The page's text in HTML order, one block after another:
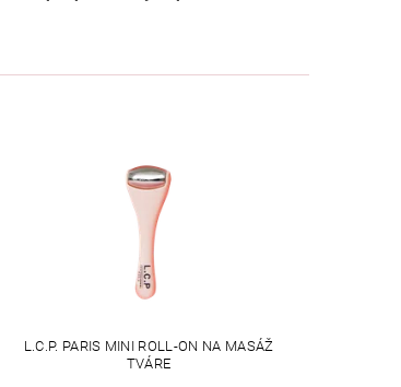
L.C.P. PARIS MINI ROLL-ON NA MASÁŽ
TVÁRE